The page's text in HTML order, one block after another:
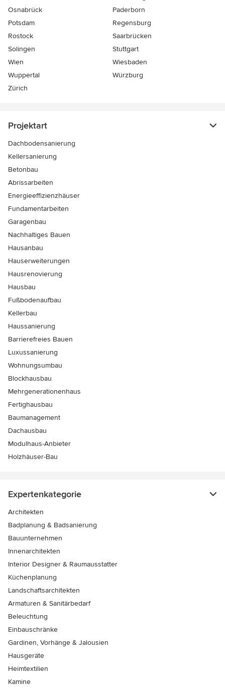
Osnabrück
Paderborn
Potsdam
Regensburg
Rostock
Saarbrücken
Solingen
Stuttgart
Wien
Wiesbaden
Wuppertal
Würzburg
Zürich
Projektart
Dachbodensanierung
Kellersanierung
Betonbau
Abrissarbeiten
Energieeffizienzhäuser
Fundamentarbeiten
Garagenbau
Nachhaltiges Bauen
Hausanbau
Hauserweiterungen
Hausrenovierung
Hausbau
Fußbodenaufbau
Kellerbau
Haussanierung
Barrierefreies Bauen
Luxussanierung
Wohnungsumbau
Blockhausbau
Mehrgenerationenhaus
Fertighausbau
Baumanagement
Dachausbau
Modulhaus-Anbieter
Holzhäuser-Bau
Expertenkategorie
Architekten
Badplanung & Badsanierung
Bauunternehmen
Innenarchitekten
Interior Designer & Raumausstatter
Küchenplanung
Landschaftsarchitekten
Armaturen & Sanitärbedarf
Beleuchtung
Einbauschränke
Gardinen, Vorhänge & Jalousien
Hausgeräte
Heimtextilien
Kamine